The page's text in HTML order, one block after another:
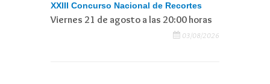
XXIII Concurso Nacional de Recortes
Viernes 21 de agosto a las 20:00 horas
03/08/2026